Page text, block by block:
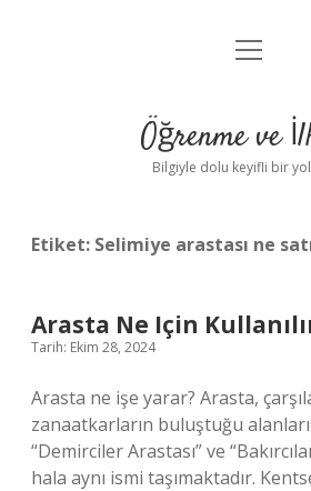
Anasayfa
Yasal Uyarı
menüyü
Öğrenme ve
Bilgiyle dolu keyifli bir
Etiket: Selimiye arastası ne
Arasta Ne Için
Tarih: Ekim 28, 2024
Arasta ne işe yarar? Arasta,
zanaatkarların buluştuğu
“Demirciler Arastası” ve
hala aynı ismi taşımaktadır.